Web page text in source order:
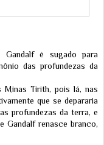
Gandalf é sugado para
das profundezas da
Minas Tirith, pois lá, nas
que se depararia
profundezas da terra, e
Gandalf renasce branco,